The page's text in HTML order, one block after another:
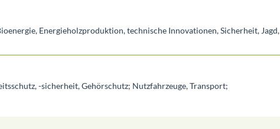
Energieholzproduktion, technische Innovationen, Sicherheit, Jagd,
-sicherheit, Gehörschutz; Nutzfahrzeuge, Transport;